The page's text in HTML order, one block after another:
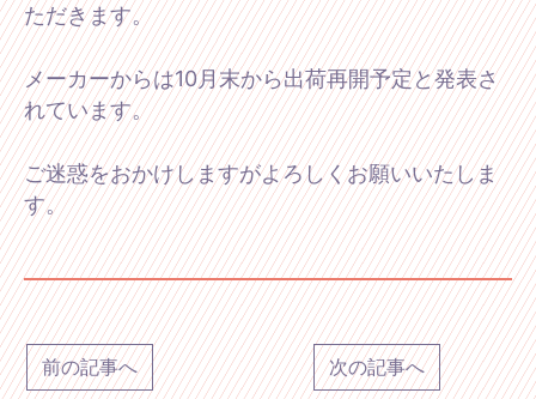
ただきます。
メーカーからは10月末から出荷再開予定と発表さ
れています。
ご迷惑をおかけしますがよろしくお願いいたしま
す。
前の記事へ 次の記事へ